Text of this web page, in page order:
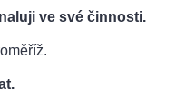
ve své činnosti.